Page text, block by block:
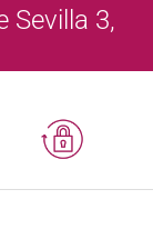
Sevilla 3,